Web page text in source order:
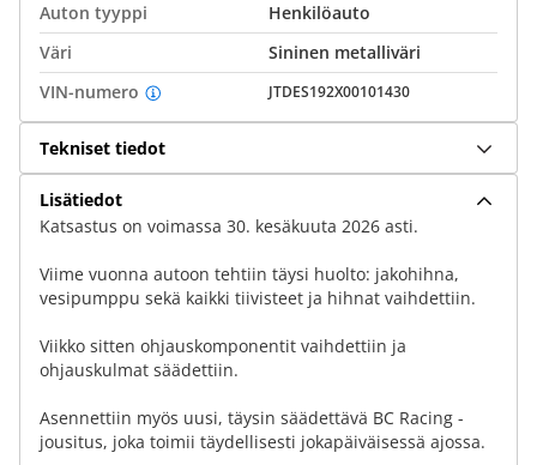
Auton tyyppi
Henkilöauto
Väri
Sininen metalliväri
VIN-numero
JTDES192X00101430
Tekniset tiedot
Lisätiedot
Katsastus on voimassa 30. kesäkuuta 2026 asti.
Viime vuonna autoon tehtiin täysi huolto: jakohihna,
vesipumppu sekä kaikki tiivisteet ja hihnat vaihdettiin.
Viikko sitten ohjauskomponentit vaihdettiin ja
ohjauskulmat säädettiin.
Asennettiin myös uusi, täysin säädettävä BC Racing -
jousitus, joka toimii täydellisesti jokapäiväisessä ajossa.